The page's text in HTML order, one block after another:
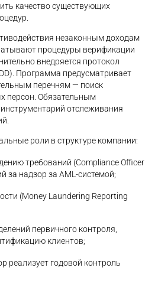
качество существующих
незаконным доходам
процедуры верификации
внедряется протокол
Программа предусматривает
перечням — поиск
персон. Обязательным
отслеживания
роли в структуре компании:
требований (Compliance Officer
за надзор за AML-системой;
(Money Laundering Reporting
первичного контроля,
клиентов;
реализует годовой контроль